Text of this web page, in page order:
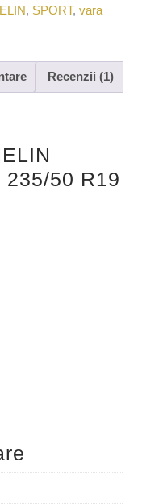
, SPORT, vara
Recenzii (1)
235/50 R19